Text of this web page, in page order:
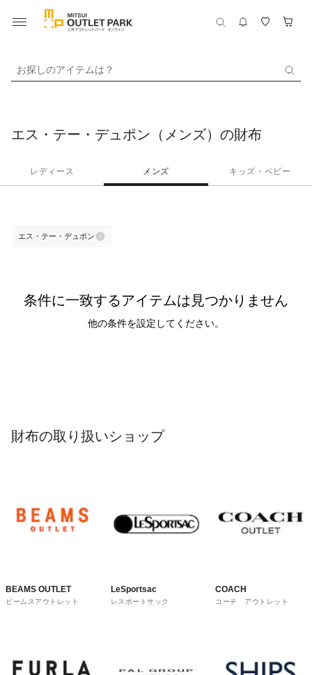
お探しのアイテムは？
エス・テー・デュポン（メンズ）の財布
レディース メンズ キッズ・ベビー
エス・テー・デュポン
条件に一致するアイテムは見つかりません
他の条件を設定してください。
財布の取り扱いショップ
BEAMS OUTLET
ビームスアウトレット
LeSportsac
レスポートサック
COACH
コーチ アウトレット